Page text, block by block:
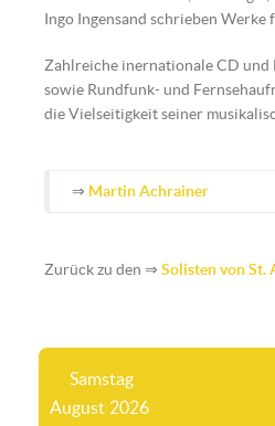
Ingo Ingensand schrieben Werke
Zahlreiche inernationale CD
sowie Rundfunk- und
die Vielseitigkeit seiner
⇒ Martin Achrainer
Zurück zu den ⇒ Solisten von St.
Samstag
August 2026